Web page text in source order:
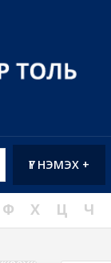
ҮГ НЭМЭХ +
Ф Х Ц Ч